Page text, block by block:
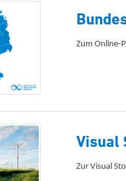
Zum Online-
Visual
Zur Visual